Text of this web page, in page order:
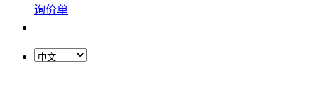
询价单